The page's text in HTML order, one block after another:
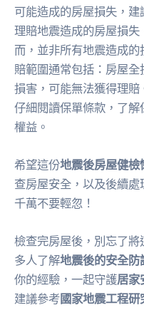
可能造成的房屋損失，
理賠地震造成的房屋損
而，並非所有地震造成
賠範圍通常包括：房屋
損害，可能無法獲得理
仔細閱讀保單條款，了
權益。
希望這份地震後房屋健檢
查房屋安全，以及後續處
千萬不要輕忽！
檢查完房屋後，別忘了
多人了解地震後的安全防
你的經驗，一起守護居家
建議參考國家地震工程研